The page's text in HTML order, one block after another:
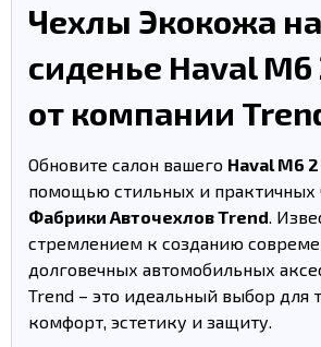
Чехлы Экокожа на
сиденье Haval M6
от компании
Обновите салон вашего Haval M6
помощью стильных и практичных
Фабрики Авточехлов Trend.
стремлением к созданию
долговечных автомобильных
Trend – это идеальный выбор для
комфорт, эстетику и защиту.